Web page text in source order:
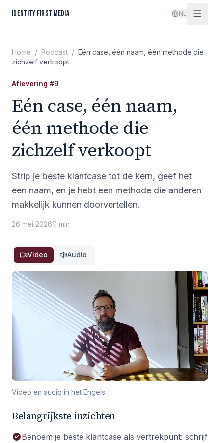
IDENTITY FIRST MEDIA NL
Home / Podcast / Eén case, één naam, één methode die
zichzelf verkoopt
Aflevering #9
Eén case, één naam,
één methode die
zichzelf verkoopt
Strip je beste klantcase tot de kern, geef het
een naam, en je hebt een methode die anderen
makkelijk kunnen doorvertellen.
26 mei 202611 min
Video Audio
Video en audio in het Engels
Belangrijkste inzichten
Benoem je beste klantcase als vertrekpunt: schrijf